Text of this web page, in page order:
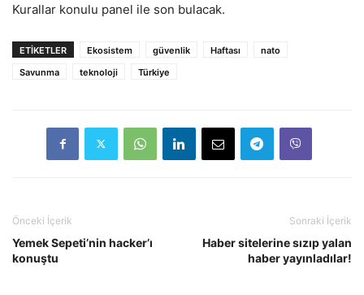
Kurallar konulu panel ile son bulacak.
ETIKETLER Ekosistem güvenlik Haftası
nato
Savunma
teknoloji Türkiye
Önceki İçerik
Yemek Sepeti’nin hacker’ı
konuştu
Sonraki İçerik
Haber sitelerine sızıp yalan
haber yayınladılar!